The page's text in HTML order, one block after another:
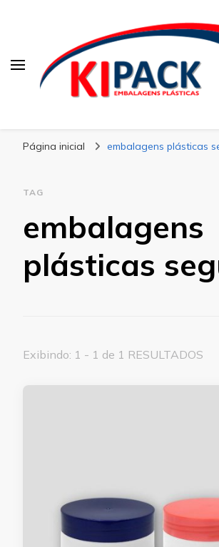
Página inicial embalagens plásticas
TAG
embalagens
plásticas
Exibindo: 1 - 1 de 1 RESULTADOS